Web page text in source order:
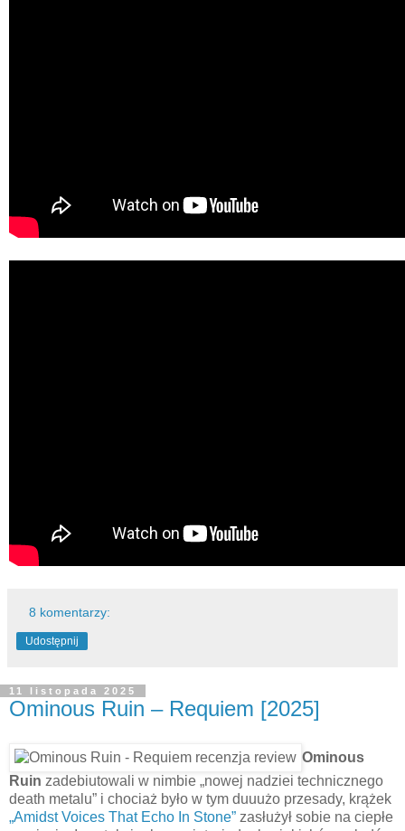
8 komentarzy:
Udostępnij
11 listopada 2025
Ominous Ruin – Requiem [2025]
Ominous
Ruin zadebiutowali w nimbie „nowej nadziei technicznego
death metalu” i chociaż było w tym duuużo przesady, krążek
„Amidst Voices That Echo In Stone” zasłużył sobie na ciepłe